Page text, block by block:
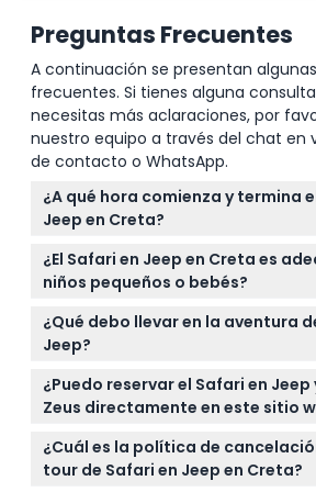
Preguntas Frecuentes
A continuación se presentan
frecuentes. Si tienes alguna
necesitas más aclaraciones, por
nuestro equipo a través del chat en
de contacto o WhatsApp.
¿A qué hora comienza y termina
Jeep en Creta?
El tour normalmente sale alrededor
regresa a las 4:30 PM, pero los
pueden variar según la temporada
así que por favor revise el horario
reserva. (sujeto a cambios — por
¿El Safari en Jeep en Creta es
niños pequeños o bebés?
Sí, los niños de 2 años en adelante
participar, pero los niños entre 2 y
acompañados por un adulto que
límite de edad superior para la
¿Qué debo llevar en la aventura
Jeep?
Use ropa cómoda y zapatos
para terreno todoterreno, y no
¡También es buena idea llevar una
vistas impresionantes!
¿Puedo reservar el Safari en Jeep
Zeus directamente en este sitio
Sí, puedes reservar tu aventura en
línea aquí mismo. Simplemente
fecha preferida y verifica la
¿Cuál es la política de
tour de Safari en Jeep en Creta?